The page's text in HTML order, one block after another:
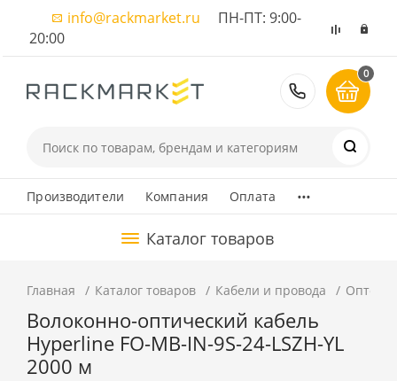
info@rackmarket.ru ПН-ПТ: 9:00-
20:00
8 (495)
0
Производители Компания Оплата ...
Каталог товаров
Главная Каталог товаров Кабели и провода
Волоконно-оптический кабель
Hyperline FO-MB-IN-9S-24-LSZH-YL
2000 м